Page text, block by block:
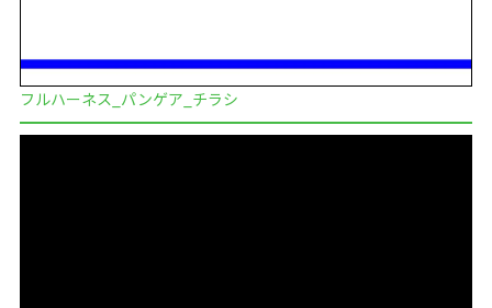
フルハーネス_パンゲア_チラシ